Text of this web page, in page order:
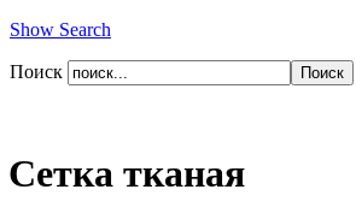
Show Search
Поиск
Сетка тканая